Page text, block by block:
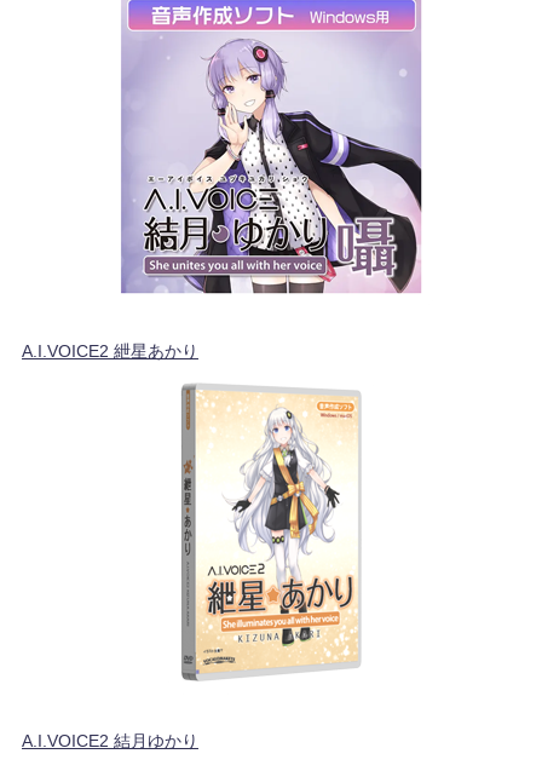
A.I.VOICE2 紲星あかり
A.I.VOICE2 結月ゆかり